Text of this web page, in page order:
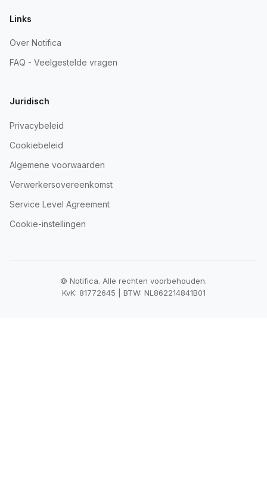
Links
Over Notifica
FAQ - Veelgestelde vragen
Juridisch
Privacybeleid
Cookiebeleid
Algemene voorwaarden
Verwerkersovereenkomst
Service Level Agreement
Cookie-instellingen
© Notifica. Alle rechten voorbehouden.
KvK: 81772645 | BTW: NL862214841B01